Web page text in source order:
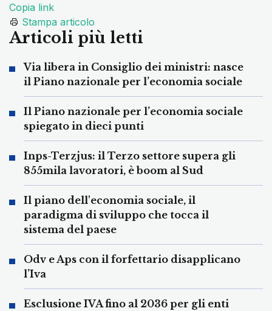
Copia link
Stampa articolo
Articoli più letti
Via libera in Consiglio dei ministri: nasce
il Piano nazionale per l’economia sociale
Il Piano nazionale per l’economia sociale
spiegato in dieci punti
Inps-Terzjus: il Terzo settore supera gli
855mila lavoratori, è boom al Sud
Il piano dell'economia sociale, il
paradigma di sviluppo che tocca il
sistema del paese
Odv e Aps con il forfettario disapplicano
l’Iva
Esclusione IVA fino al 2036 per gli enti